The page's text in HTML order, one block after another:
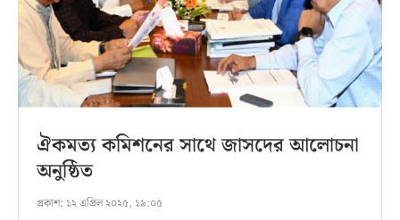
ঐকমত্য কমিশনের সাথে জাসদের আলোচনা
অনুষ্ঠিত
প্রকাশ: ১২ এপ্রিল ২০২৫, ১৯:০৫